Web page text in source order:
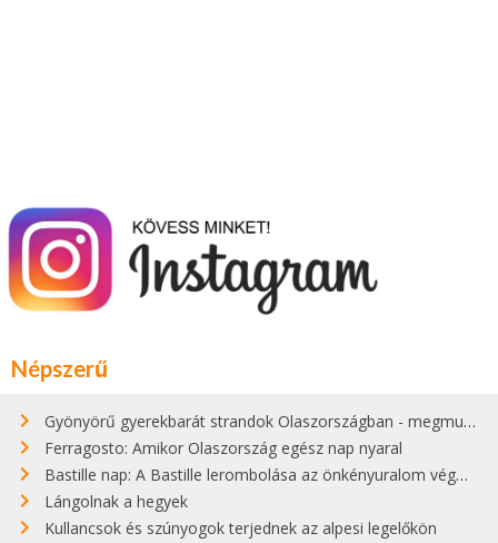
Népszerű
Gyönyörű gyerekbarát strandok Olaszországban - megmutatjuk a 15 legjobbat
Ferragosto: Amikor Olaszország egész nap nyaral
Bastille nap: A Bastille lerombolása az önkényuralom végét jelentette
Lángolnak a hegyek
Kullancsok és szúnyogok terjednek az alpesi legelőkön